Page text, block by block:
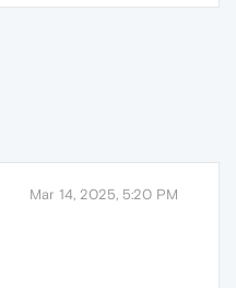
Mar 14, 2025, 5:20 PM